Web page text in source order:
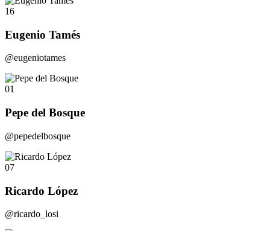
16
Eugenio Tamés
@eugeniotames
01
Pepe del Bosque
@pepedelbosque
07
Ricardo López
@ricardo_losi